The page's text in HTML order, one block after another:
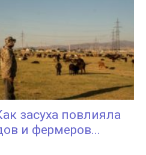
засуха повлияла
и фермеров...